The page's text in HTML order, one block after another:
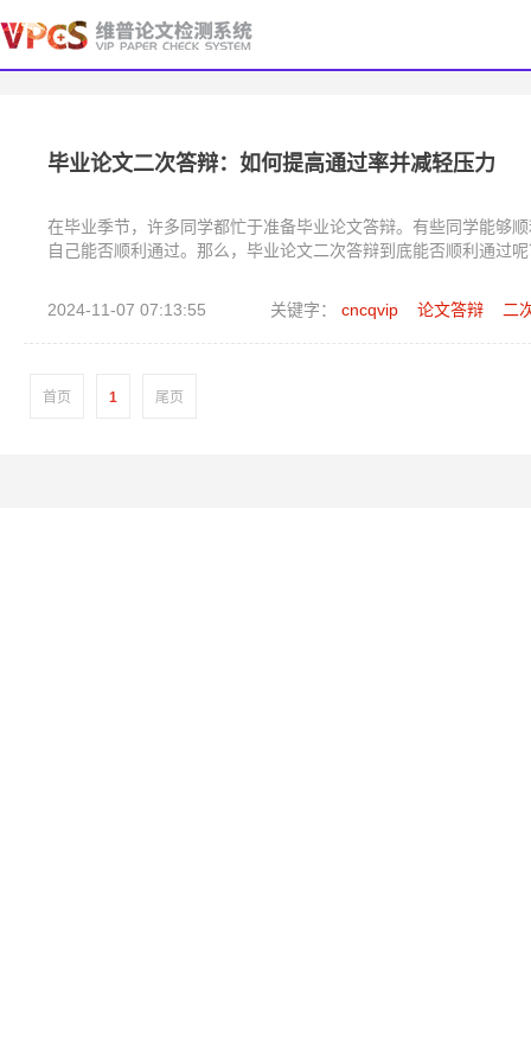
毕业论文二次答辩：如何提高通过率并减轻压力
在毕业季节，许多同学都忙于准备毕业论文答辩。有些同学能够
自己能否顺利通过。那么，毕业论文二次答辩到底能否顺利通过
2024-11-07 07:13:55 关键字： cncqvip 论文答辩 二
首页 1 尾页